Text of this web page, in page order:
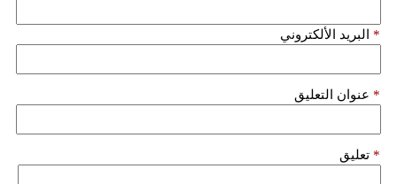
البريد الألكتروني *
عنوان التعليق *
تعليق *